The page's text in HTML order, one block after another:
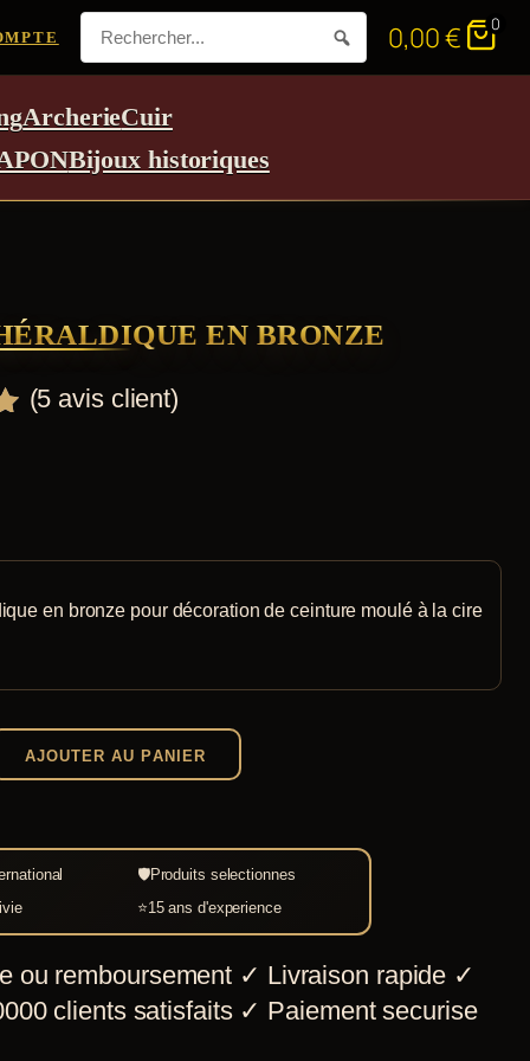
0,00€ 0
ArcherieCuir
Bijoux historiques
EN BRONZE
(5 avis client)
en bronze pour décoration de ceinture moulé à la cire
AJOUTER AU PANIER
🛡Produits selectionnes
⭐15 ans d'experience
ou remboursement ✓ Livraison rapide ✓
clients satisfaits ✓ Paiement securise